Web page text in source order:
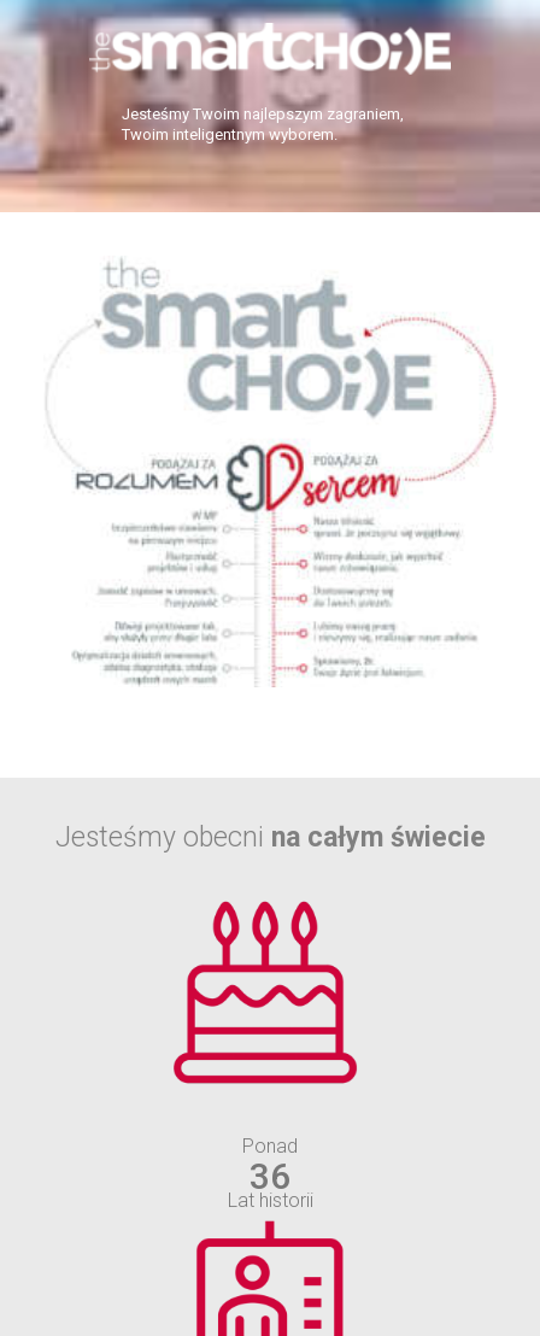
Jesteśmy Twoim najlepszym zagraniem,
Twoim inteligentnym wyborem.
Jesteśmy obecni na całym świecie
Ponad
36
Lat historii